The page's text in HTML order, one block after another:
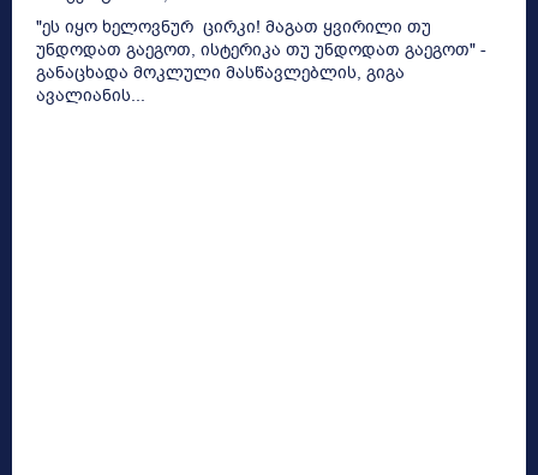
"ეს იყო ხელოვნურ ცირკი! მაგათ ყვირილი თუ
უნდოდათ გაეგოთ, ისტერიკა თუ უნდოდათ გაეგოთ" -
განაცხადა მოკლული მასწავლებლის, გიგა
ავალიანის...